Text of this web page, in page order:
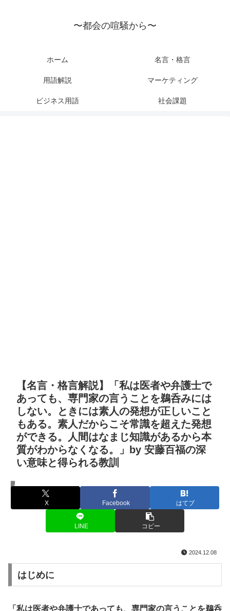
〜都会の喧騒から〜
ホーム 名言・格言
用語解説 マーケティング
ビジネス用語 社会課題
【名言・格言解説】「私は医者や弁護士で
あっても、専門家の言うことを鵜呑みには
しない。ときには素人の発想が正しいこと
もある。素人だからこそ常識を超えた発想
ができる。人間はなまじ知識があるから本
質がわからなくなる。」by 安藤百福の深
い意味と得られる教訓
名言・格言
X Facebook はてブ
LINE コピー
2024.12.08
はじめに
「私は医者や弁護士であっても、専門家の言うことを鵜呑